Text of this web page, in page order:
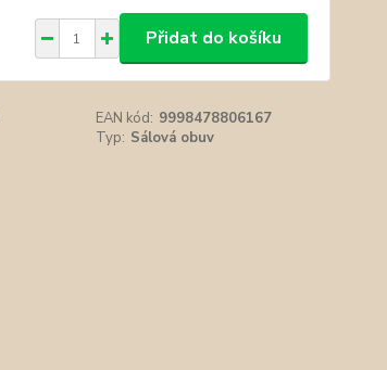
Přidat do košíku
EAN kód: 9998478806167
Typ: Sálová obuv